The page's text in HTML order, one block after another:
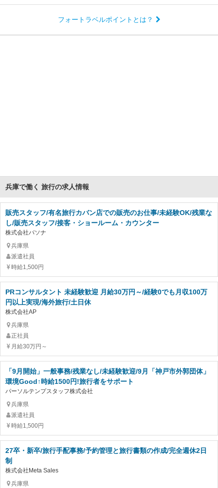
フォートラベルポイントとは？
兵庫で働く 旅行の求人情報
販売スタッフ/有名旅行カバン店での販売のお仕事/未経験OK/残業な
し/販売スタッフ/接客・ショールーム・カウンター
株式会社パソナ
兵庫県
派遣社員
時給1,500円
PRコンサルタント 未経験歓迎 月給30万円～/経験0でも月収100万
円以上実現/海外旅行/土日休
株式会社AP
兵庫県
正社員
月給30万円～
「9月開始」一般事務/残業なし/未経験歓迎/9月「神戸市外郭団体」
環境Good↑時給1500円!旅行者をサポート
パーソルテンプスタッフ株式会社
兵庫県
派遣社員
時給1,500円
27卒・新卒/旅行手配事務/予約管理と旅行書類の作成/完全週休2日
制
株式会社Meta Sales
兵庫県